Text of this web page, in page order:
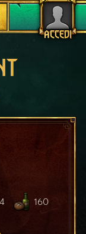
ACCEDI
160